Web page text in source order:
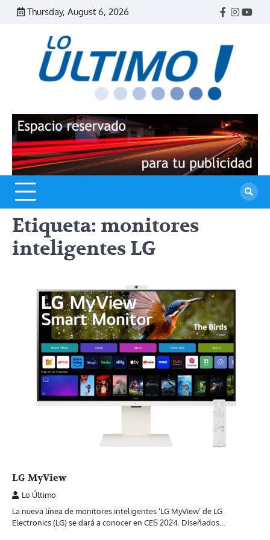
Skip
Thursday, August 6, 2026
Facebook
Etiqueta: monitores
inteligentes LG
LG MyView
Lo Último
La nueva línea de monitores inteligentes ‘LG MyView’ de LG
Electronics (LG) se dará a conocer en CES 2024. Diseñados…